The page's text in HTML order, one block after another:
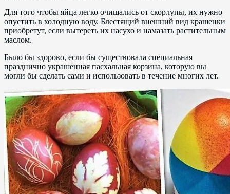
Для того чтобы яйца легко очищались от скорлупы, их нужно
опустить в холодную воду. Блестящий внешний вид крашенки
приобретут, если вытереть их насухо и намазать растительным
маслом.
Было бы здорово, если бы существовала специальная
празднично украшенная пасхальная корзина, которую вы
могли бы сделать сами и использовать в течение многих лет.